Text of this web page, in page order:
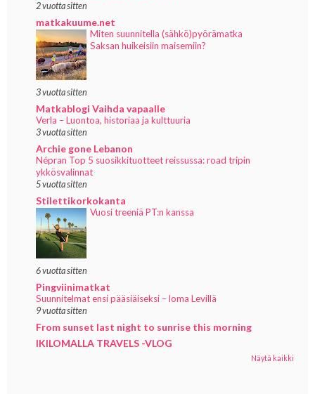
2 vuotta sitten
matkakuume.net
Miten suunnitella (sähkö)pyörämatka
Saksan huikeisiin maisemiin?
3 vuotta sitten
Matkablogi Vaihda vapaalle
Verla – Luontoa, historiaa ja kulttuuria
3 vuotta sitten
Archie gone Lebanon
Népran Top 5 suosikkituotteet reissussa: road tripin
ykkösvalinnat
5 vuotta sitten
Stilettikorkokanta
Vuosi treeniä PT:n kanssa
6 vuotta sitten
Pingviinimatkat
Suunnitelmat ensi pääsiäiseksi – loma Levillä
9 vuotta sitten
From sunset last night to sunrise this morning
IKILOMALLA TRAVELS -VLOG
Näytä kaikki